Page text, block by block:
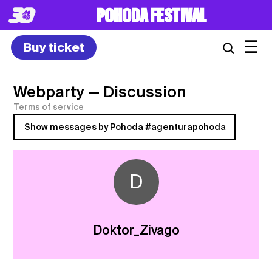
POHODA FESTIVAL
Buy ticket ☰
Webparty — Discussion
Terms of service
Show messages by Pohoda #agenturapohoda
D
Doktor_Zivago